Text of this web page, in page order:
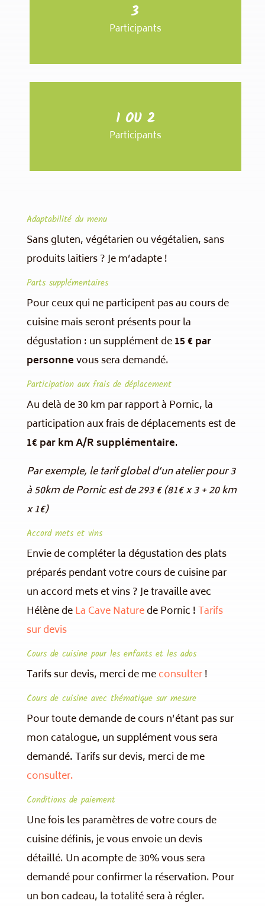
3
Participants
91 €
par pers.
1 OU 2
Participants
Adaptabilité du menu
Sans gluten, végétarien ou végétalien, sans
produits laitiers ? Je m’adapte !
Parts supplémentaires
Pour ceux qui ne participent pas au cours de
cuisine mais seront présents pour la
dégustation : un supplément de15 € par
personnevous sera demandé.
Participation aux frais de déplacement
Au delà de 30 km par rapport à Pornic, la
participation aux frais de déplacements est de
1€ par km A/R supplémentaire.
Par exemple, le tarif global d’un atelier pour 3
à 50km de Pornic est de 293 € (81€ x 3 + 20 km
x 1€)
Accord mets et vins
Envie de compléter la dégustation des plats
préparés pendant votre cours de cuisine par
un accord mets et vins ? Je travaille avec
Hélène deLa Cave Naturede Pornic !Tarifs
sur devis
Cours de cuisine pour les enfants et les ados
Tarifs sur devis, merci de meconsulter!
Cours de cuisine avec thématique sur mesure
Pour toute demande de cours n’étant pas sur
mon catalogue, un supplément vous sera
demandé. Tarifs sur devis, merci de me
consulter.
Conditions de paiement
Une fois les paramètres de votre cours de
cuisine définis, je vous envoie un devis
détaillé. Un acompte de 30% vous sera
demandé pour confirmer la réservation. Pour
un bon cadeau, la totalité sera à régler.